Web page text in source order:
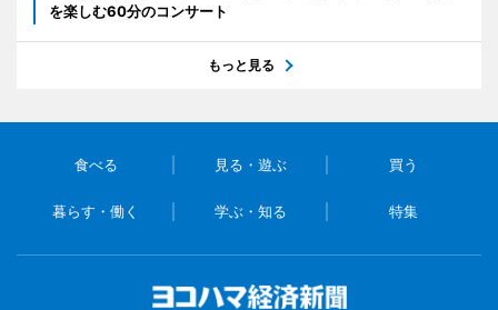
を楽しむ60分のコンサート
もっと見る
食べる 見る・遊ぶ 買う
暮らす・働く 学ぶ・知る 特集